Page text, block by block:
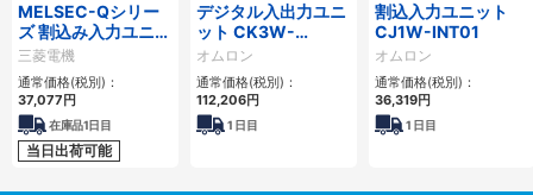
MELSEC-Qシリー
ズ 割込み入力ユニッ
ト
三菱電機
通常価格(税別)：
37,077 円
在庫品1日目
当日出荷可能
デジタル入出力ユニ
ット CK3W-
MD7110
オムロン
通常価格(税別)：
112,206円
1 日目
割込入力ユニット
CJ1W-INT01
オムロン
通常価格(税別)：
36,319円
1 日目